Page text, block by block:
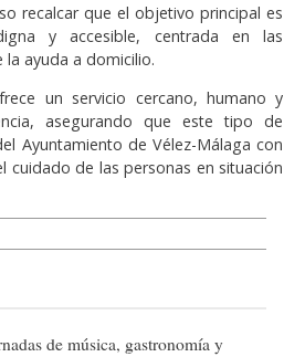
recalcar que el objetivo principal es
y accesible, centrada en las
la ayuda a domicilio.
un servicio cercano, humano y
asegurando que este tipo de
Ayuntamiento de Vélez-Málaga con
cuidado de las personas en situación
de música, gastronomía y